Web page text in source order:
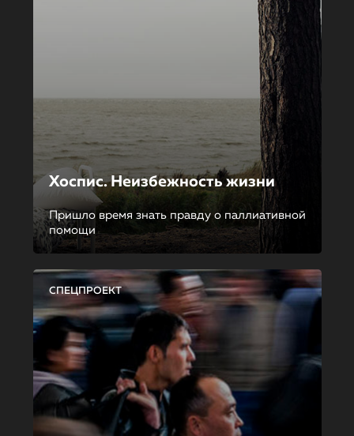
Хоспис. Неизбежность жизни
Пришло время знать правду о паллиативной
помощи
СПЕЦПРОЕКТ